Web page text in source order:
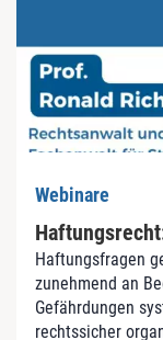
Webinare
Haftungsfragen
zunehmend an
Gefährdungen
rechtssicher